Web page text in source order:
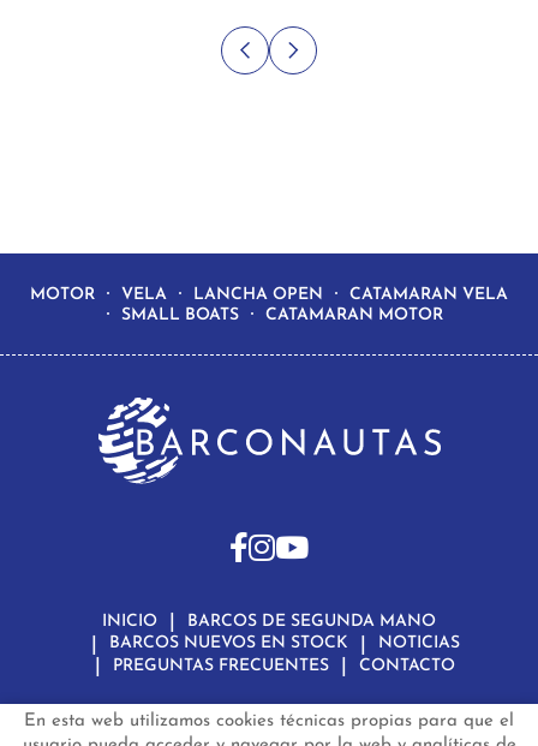
En esta web utilizamos cookies técnicas propias para que el
MOTOR VELA LANCHA OPEN
CATAMARAN VELA
SMALL BOATS
CATAMARAN MOTOR
INICIO
BARCOS DE SEGUNDA MANO
BARCOS NUEVOS EN STOCK
NOTICIAS
PREGUNTAS FRECUENTES
CONTACTO
Aviso Legal
Política de Privacidad de Datos
Política de Cookies
Configuración de Cookies